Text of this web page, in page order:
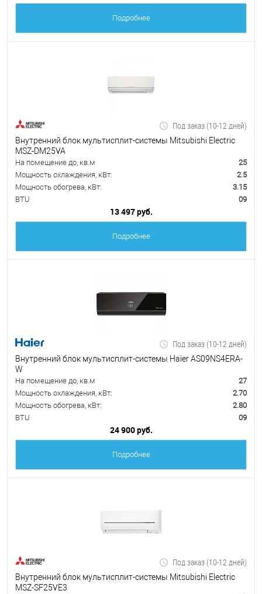
Подробнее
Под заказ (10-12 дней)
Внутренний блок мультисплит-системы Mitsubishi Electric
MSZ-DM25VA
На помещение до, кв.м
25
Мощность охлаждения, кВт:
2.5
Мощность обогрева, кВт:
3.15
BTU
09
13 497 руб.
Подробнее
Под заказ (10-12 дней)
Внутренний блок мультисплит-системы Haier AS09NS4ERA-
W
На помещение до, кв.м
27
Мощность охлаждения, кВт:
2.70
Мощность обогрева, кВт:
2.80
BTU
09
24 900 руб.
Подробнее
Под заказ (10-12 дней)
Внутренний блок мультисплит-системы Mitsubishi Electric
MSZ-SF25VE3